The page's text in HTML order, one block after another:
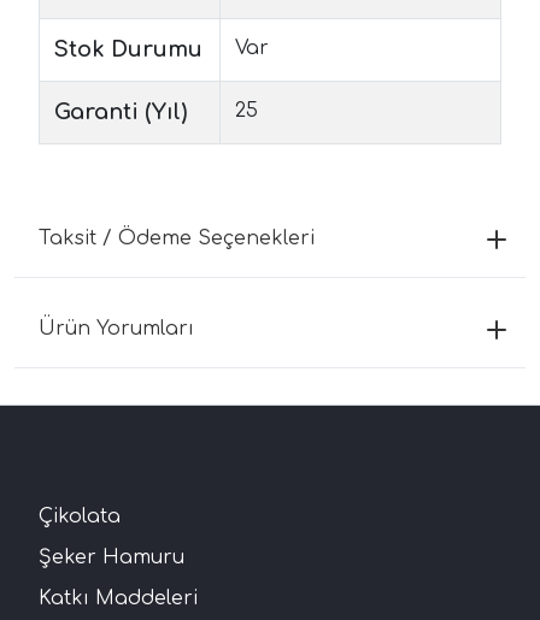
Stok Durumu Var
Garanti (Yıl) 25
Taksit / Ödeme Seçenekleri
Ürün Yorumları
Çikolata
Şeker Hamuru
Katkı Maddeleri